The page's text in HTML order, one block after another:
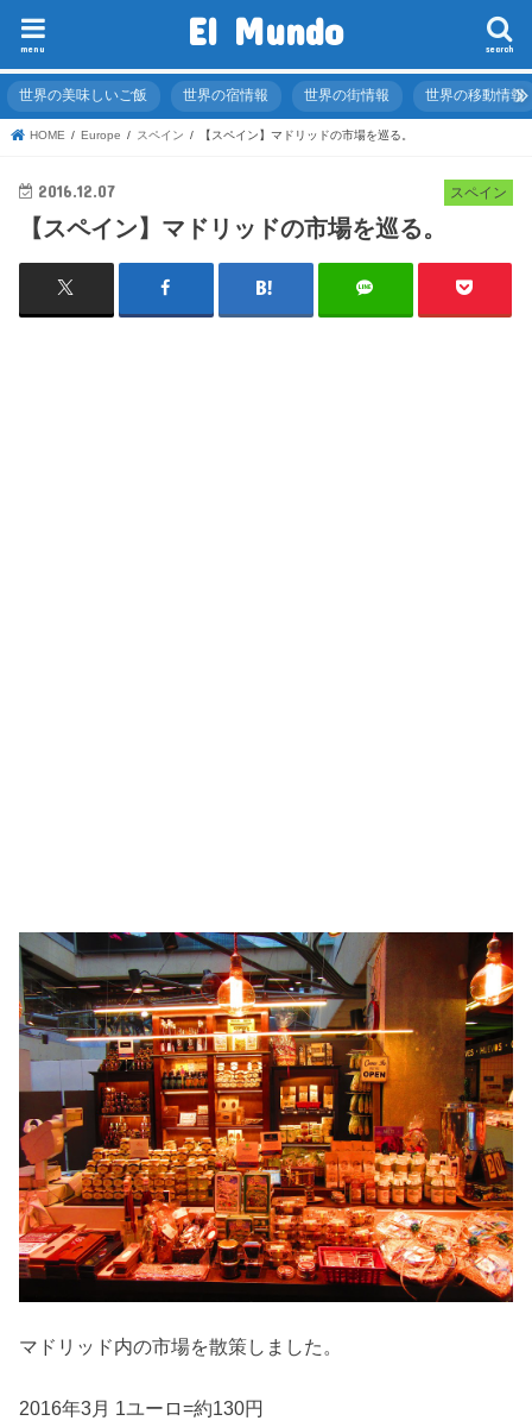
El Mundo search
menu
世界の美味しいご飯 世界の宿情報 世界の街情報 世界の移動情報
HOME Europe スペイン 【スペイン】マドリッドの市場を巡る。
スペイン
2016.12.07
【スペイン】マドリッドの市場を巡る。
マドリッド内の市場を散策しました。
2016年3月 1ユーロ=約130円